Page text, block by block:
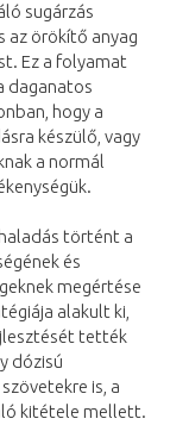
sugárzás
az örökítő anyag
Ez a folyamat
daganatos
hogy a
készülő, vagy
a normál
történt a
és
megértése
alakult ki,
tették
dózisú
is, a
kitétele mellett.